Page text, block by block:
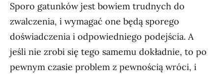
Sporo gatunków jest bowiem trudnych do
zwalczenia, i wymagać one będą sporego
doświadczenia i odpowiedniego podejścia. A
jeśli nie zrobi się tego samemu dokładnie, to po
pewnym czasie problem z pewnością wróci, i